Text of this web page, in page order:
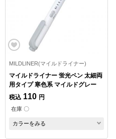
MILDLINER(マイルドライナー)
マイルドライナー 蛍光ペン 太細両
用タイプ 寒色系 マイルドグレー
税込 110 円
在庫 〇
カラーをみる